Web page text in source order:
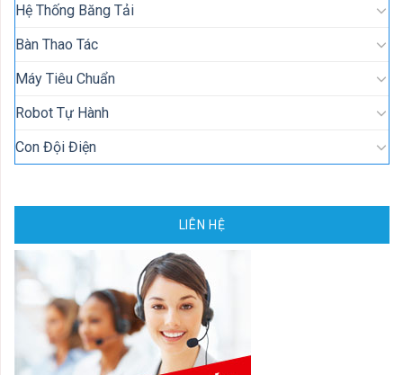
Hệ Thống Băng Tải
Bàn Thao Tác
Máy Tiêu Chuẩn
Robot Tự Hành
Con Đội Điện
LIÊN HỆ